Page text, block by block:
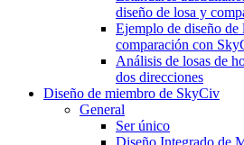
diseño de losa y
Ejemplo de diseño
comparación con
Análisis de losas de
dos direcciones
Diseño de miembro de SkyCiv
General
Ser único